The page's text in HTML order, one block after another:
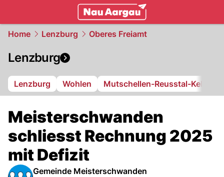
Home Lenzburg Oberes Freiamt
Lenzburg
Lenzburg Wohlen Mutschellen-Reusstal-
Meisterschwanden
schliesst Rechnung 2025
mit Defizit
Gemeinde Meisterschwanden